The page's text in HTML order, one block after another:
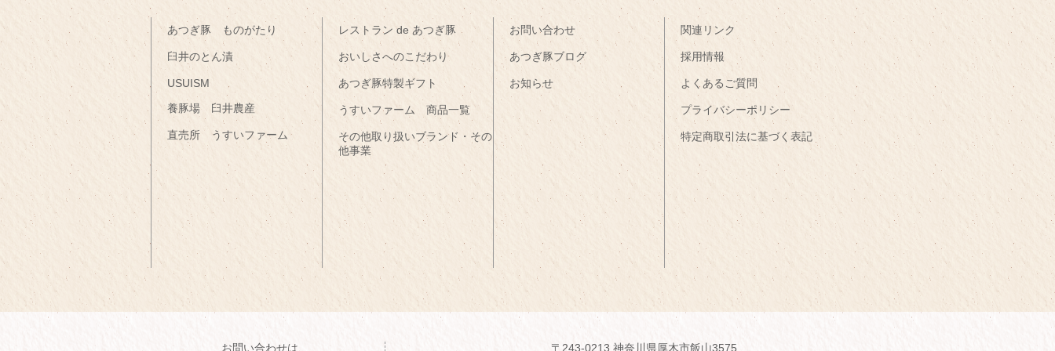
あつぎ豚 ものがたり
臼井のとん漬
USUISM
養豚場 臼井農産
直売所 うすいファーム
レストラン de あつぎ豚
おいしさへのこだわり
あつぎ豚特製ギフト
うすいファーム 商品一覧
その他取り扱いブランド・その
他事業
お問い合わせ
あつぎ豚ブログ
お知らせ
関連リンク
採用情報
よくあるご質問
プライバシーポリシー
特定商取引法に基づく表記
お問い合わせは 〒243-0213 神奈川県厚木市飯山3575